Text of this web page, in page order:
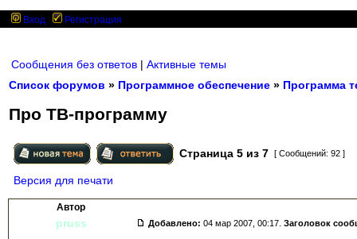
Вход Регистрация
Сообщения без ответов | Активные темы
Список форумов » Программное обеспечение » Программа
Про ТВ-программу
Страница 5 из 7 [ Сообщений: 92 ]
Версия для печати
Автор
pruss Добавлено: 04 мар 2007, 00:17. Заголовок